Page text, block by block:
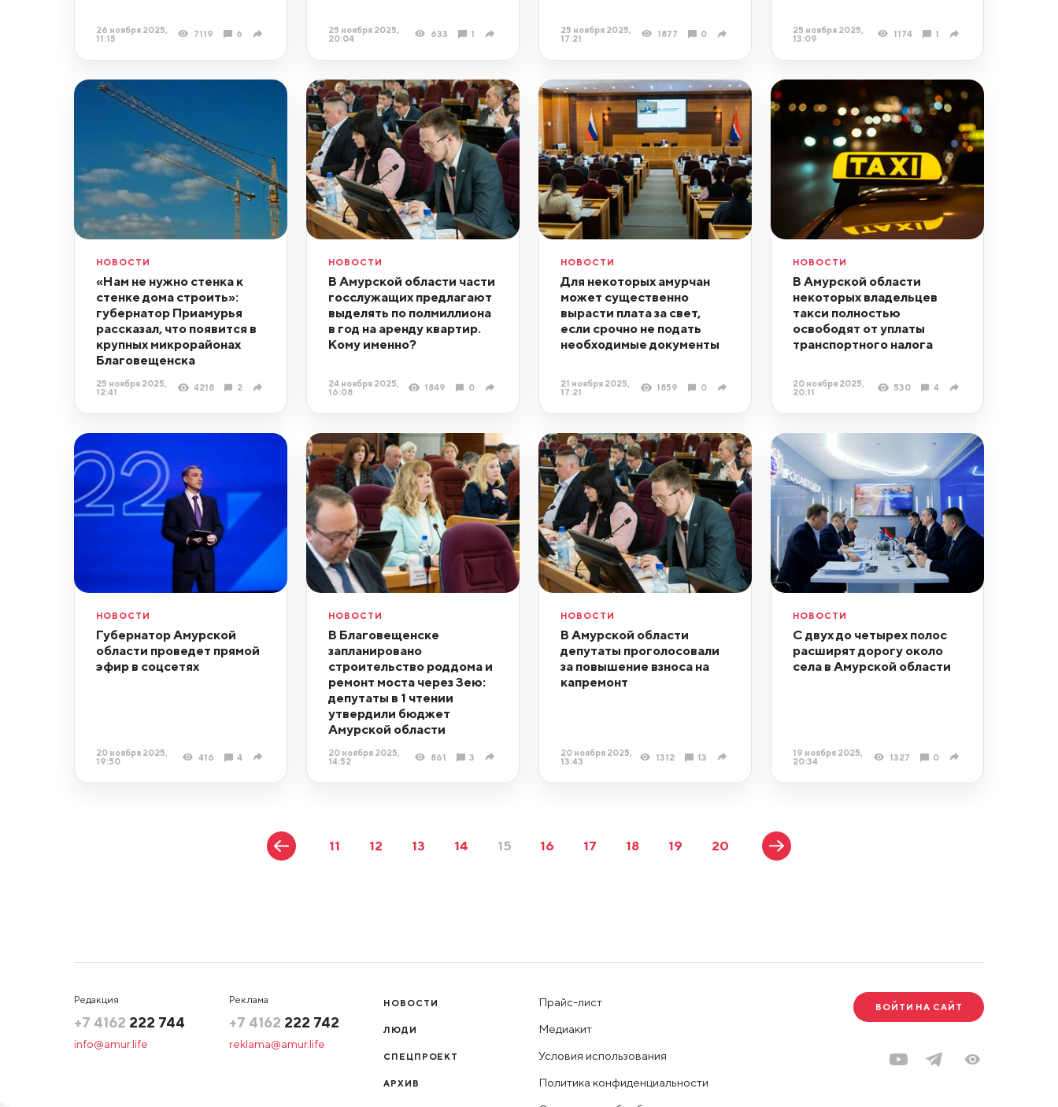
26 ноября 2025,
11:15
7119 6
25 ноября 2025,
20:04
633 1
25 ноября 2025,
17:21
1877 0
25 ноября 2025,
13:09
1174 1
НОВОСТИ
«Нам не нужно стенка к
стенке дома строить»:
губернатор Приамурья
рассказал, что появится в
крупных микрорайонах
Благовещенска
25 ноября 2025,
12:41
4218 2
НОВОСТИ
В Амурской области части
госслужащих предлагают
выделять по полмиллиона
в год на аренду квартир.
Кому именно?
24 ноября 2025,
16:08
1849 0
НОВОСТИ
Для некоторых амурчан
может существенно
вырасти плата за свет,
если срочно не подать
необходимые документы
21 ноября 2025,
17:21
1859 0
НОВОСТИ
В Амурской области
некоторых владельцев
такси полностью
освободят от уплаты
транспортного налога
20 ноября 2025,
20:11
530 4
НОВОСТИ
Губернатор Амурской
области проведет прямой
эфир в соцсетях
20 ноября 2025,
19:50
416 4
НОВОСТИ
В Благовещенске
запланировано
строительство роддома и
ремонт моста через Зею:
депутаты в 1 чтении
утвердили бюджет
Амурской области
20 ноября 2025,
14:52
861 3
НОВОСТИ
В Амурской области
депутаты проголосовали
за повышение взноса на
капремонт
20 ноября 2025,
13:43
1312 13
НОВОСТИ
С двух до четырех полос
расширят дорогу около
села в Амурской области
19 ноября 2025,
20:34
1327 0
11 12 13 14 15 16 17 18 19 20
Редакция
+7 4162 222 744
info@amur.life
Реклама
+7 4162 222 742
reklama@amur.life
НОВОСТИ
ЛЮДИ
СПЕЦПРОЕКТ
АРХИВ
Прайс-лист
Медиакит
Условия использования
Политика конфиденциальности
ВОЙТИ НА САЙТ